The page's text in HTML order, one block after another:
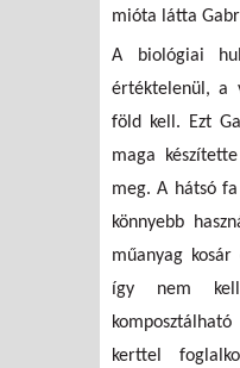
mióta látta
A biológiai
értéktelenül, a
föld kell. Ezt
maga
meg. A hátsó
könnyebb
műanyag
így nem
kerttel